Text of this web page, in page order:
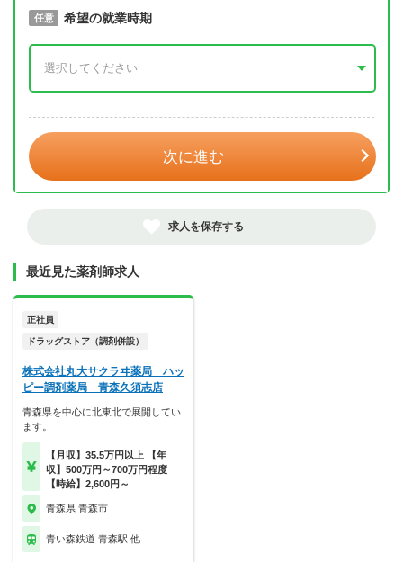
必須 取得予定年
任意 希望の就業時期
次に進む
求人を保存する
最近見た薬剤師求人
正社員
ドラッグストア（調剤併設）
株式会社丸大サクラヰ薬局 ハッ
ピー調剤薬局 青森久須志店
青森県を中心に北東北で展開してい
ます。
【月収】35.5万円以上 【年
収】500万円～700万円程度
【時給】2,600円～
青森県 青森市
青い森鉄道 青森駅 他